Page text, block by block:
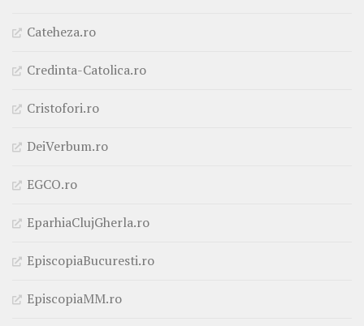
Cateheza.ro
Credinta-Catolica.ro
Cristofori.ro
DeiVerbum.ro
EGCO.ro
EparhiaClujGherla.ro
EpiscopiaBucuresti.ro
EpiscopiaMM.ro